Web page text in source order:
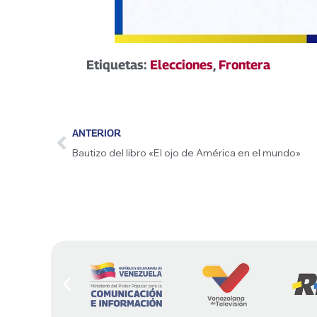
Etiquetas: Elecciones, Frontera
ANTERIOR
Bautizo del libro «El ojo de América en el mundo»